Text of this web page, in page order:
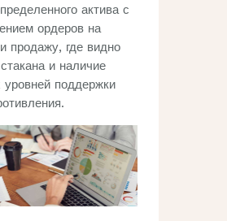
актива с
ордеров на
продажу, где видно
и наличие
поддержки